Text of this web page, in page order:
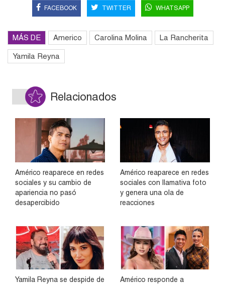
FACEBOOK TWITTER WHATSAPP
MÁS DE Americo Carolina Molina La Rancherita
Yamila Reyna
Relacionados
Américo reaparece en redes
sociales y su cambio de
apariencia no pasó
desapercibido
Américo reaparece en redes
sociales con llamativa foto
y genera una ola de
reacciones
Yamila Reyna se despide de
Américo responde a